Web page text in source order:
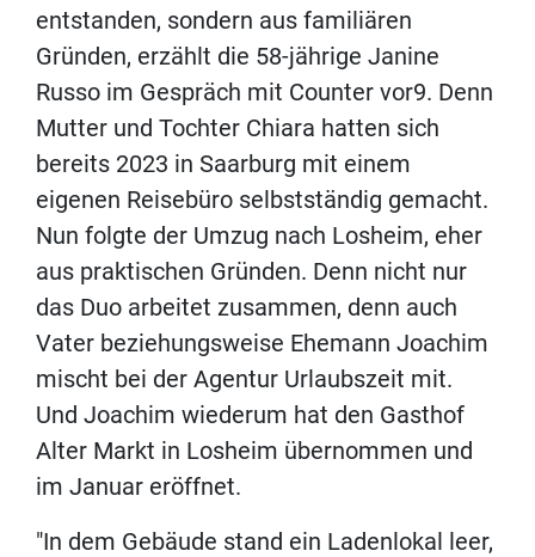
entstanden, sondern aus familiären
Gründen, erzählt die 58-jährige Janine
Russo im Gespräch mit Counter vor9. Denn
Mutter und Tochter Chiara hatten sich
bereits 2023 in Saarburg mit einem
eigenen Reisebüro selbstständig gemacht.
Nun folgte der Umzug nach Losheim, eher
aus praktischen Gründen. Denn nicht nur
das Duo arbeitet zusammen, denn auch
Vater beziehungsweise Ehemann Joachim
mischt bei der Agentur Urlaubszeit mit.
Und Joachim wiederum hat den Gasthof
Alter Markt in Losheim übernommen und
im Januar eröffnet.
"In dem Gebäude stand ein Ladenlokal leer,